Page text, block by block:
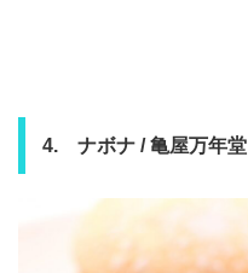
4. ナボナ / 亀屋万年堂